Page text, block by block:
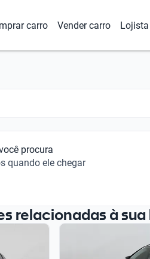
carro Vender carro
procura
quando ele chegar
relacionadas à sua